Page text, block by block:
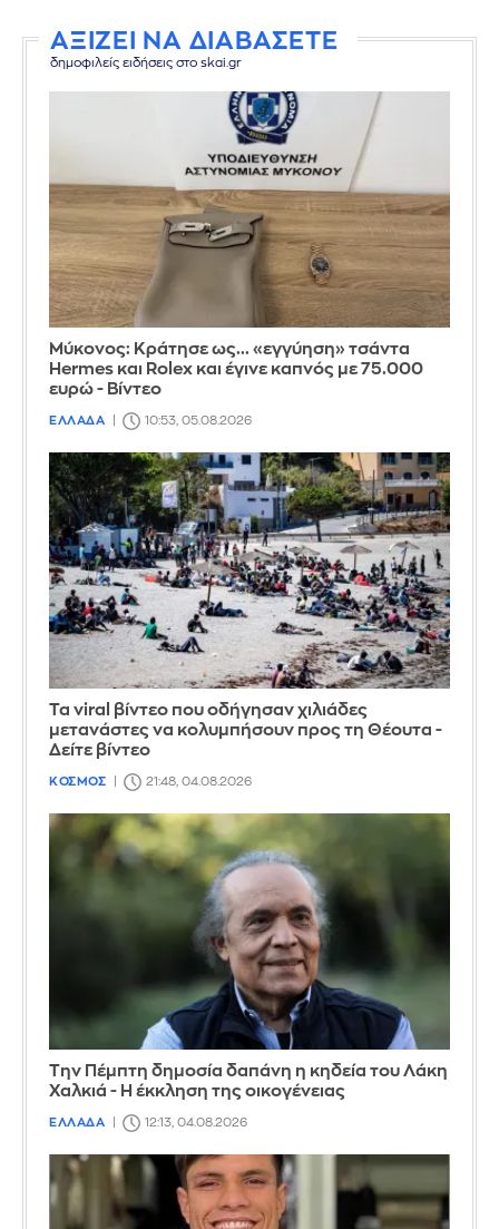
ΑΞΙΖΕΙ ΝΑ ΔΙΑΒΑΣΕΤΕ
δημοφιλείς ειδήσεις στο skai.gr
Μύκονος: Κράτησε ως... «εγγύηση» τσάντα
Hermes και Rolex και έγινε καπνός με 75.000
ευρώ - Βίντεο
ΕΛΛΑΔΑ 10:53, 05.08.2026
Τα viral βίντεο που οδήγησαν χιλιάδες
μετανάστες να κολυμπήσουν προς τη Θέουτα -
Δείτε βίντεο
ΚΟΣΜΟΣ 21:48, 04.08.2026
Την Πέμπτη δημοσία δαπάνη η κηδεία του Λάκη
Χαλκιά - Η έκκληση της οικογένειας
ΕΛΛΑΔΑ 12:13, 04.08.2026